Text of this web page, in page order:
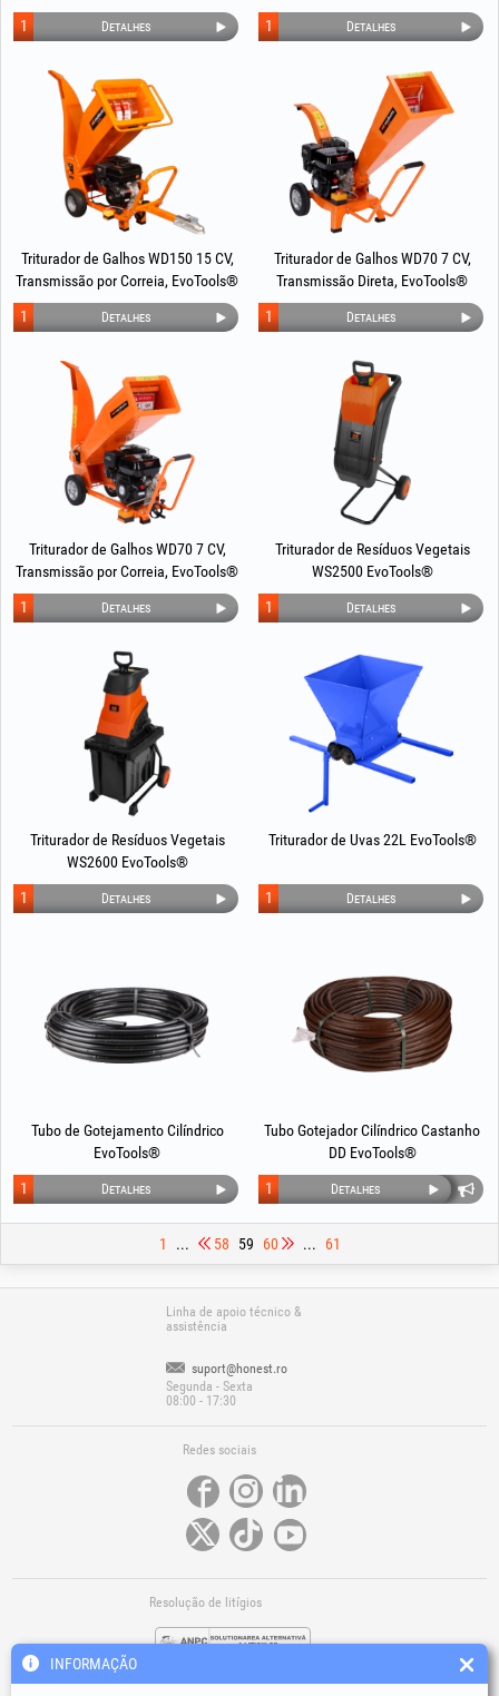
Correia, EvoTools®
Detalhes
1
EvoTools®
Detalhes
1
Triturador de Galhos WD150 15 CV,
Transmissão por Correia, EvoTools®
Detalhes
1
Triturador de Galhos WD70 7 CV,
Transmissão Direta, EvoTools®
Detalhes
1
Triturador de Galhos WD70 7 CV,
Transmissão por Correia, EvoTools®
Detalhes
1
Triturador de Resíduos Vegetais
WS2500 EvoTools®
Detalhes
1
Triturador de Resíduos Vegetais
WS2600 EvoTools®
Detalhes
1
Triturador de Uvas 22L EvoTools®
Detalhes
1
Tubo de Gotejamento Cilíndrico
EvoTools®
Detalhes
1
Tubo Gotejador Cilíndrico Castanho
DD EvoTools®
Detalhes
1
1 ... 58 59 60 ... 61
Linha de apoio técnico &
assistência
suport@honest.ro
Segunda - Sexta
08:00 - 17:30
Redes sociais
Resolução de litígios
INFORMAÇÃO